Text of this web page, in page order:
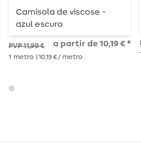
Camisola de viscose -
azul escuro
PVP 11,99 € a partir de 10,19 € *
1 metro | 10,19 € / metro 1